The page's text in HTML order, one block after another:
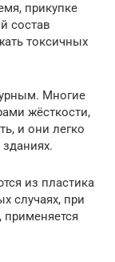
прикупке
состав
токсичных
Многие
жёсткости,
и они легко
из пластика
случаях, при
применяется